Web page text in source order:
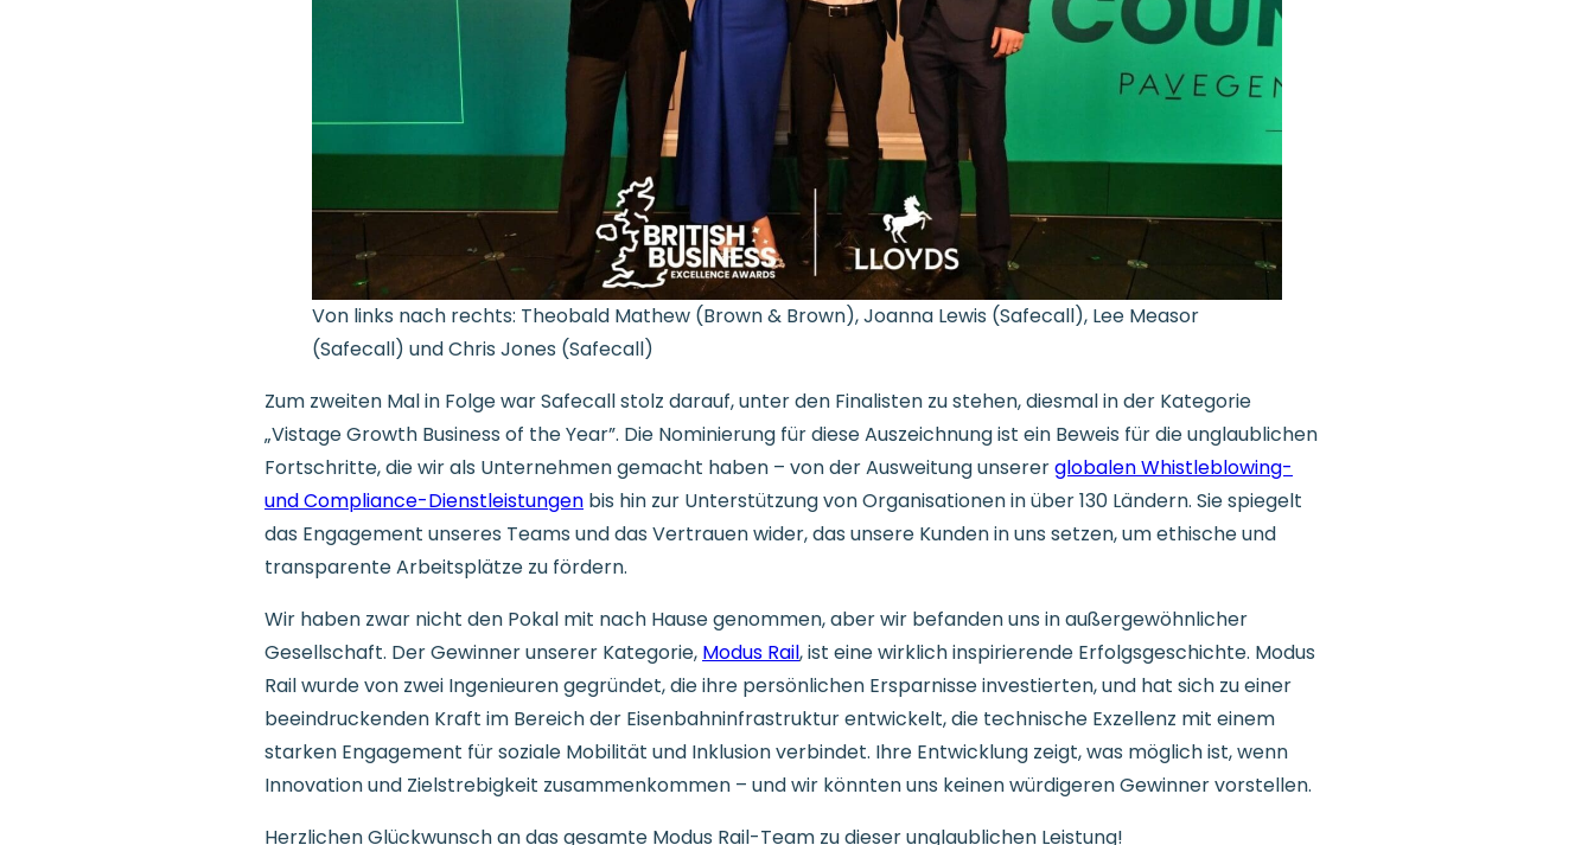
Von links nach rechts: Theobald Mathew (Brown & Brown), Joanna Lewis (Safecall), Lee Measor
(Safecall) und Chris Jones (Safecall)
Zum zweiten Mal in Folge war Safecall stolz darauf, unter den Finalisten zu stehen, diesmal in der Kategorie
„Vistage Growth Business of the Year”. Die Nominierung für diese Auszeichnung ist ein Beweis für die unglaublichen
Fortschritte, die wir als Unternehmen gemacht haben – von der Ausweitung unsererglobalen Whistleblowing-
und Compliance-Dienstleistungen bis hin zur Unterstützung von Organisationen in über 130 Ländern. Sie spiegelt
das Engagement unseres Teams und das Vertrauen wider, das unsere Kunden in uns setzen, um ethische und
transparente Arbeitsplätze zu fördern.
Wir haben zwar nicht den Pokal mit nach Hause genommen, aber wir befanden uns in außergewöhnlicher
Gesellschaft. Der Gewinner unserer Kategorie, Modus Rail, ist eine wirklich inspirierende Erfolgsgeschichte. Modus
Rail wurde von zwei Ingenieuren gegründet, die ihre persönlichen Ersparnisse investierten, und hat sich zu einer
beeindruckenden Kraft im Bereich der Eisenbahninfrastruktur entwickelt, die technische Exzellenz mit einem
starken Engagement für soziale Mobilität und Inklusion verbindet. Ihre Entwicklung zeigt, was möglich ist, wenn
Innovation und Zielstrebigkeit zusammenkommen – und wir könnten uns keinen würdigeren Gewinner vorstellen.
Herzlichen Glückwunsch an das gesamte Modus Rail-Team zu dieser unglaublichen Leistung!